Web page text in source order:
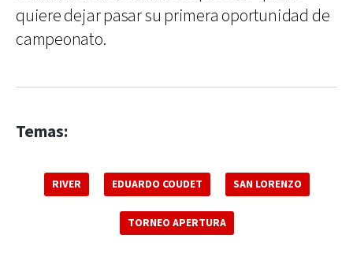
quiere dejar pasar su primera oportunidad de
campeonato.
Temas:
RIVER EDUARDO COUDET SAN LORENZO
TORNEO APERTURA